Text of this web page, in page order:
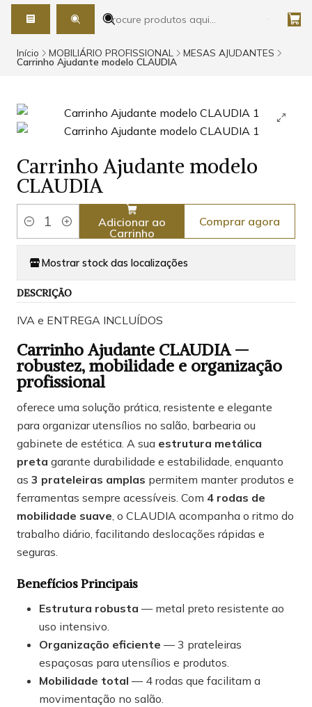
Início MOBILIÁRIO PROFISSIONAL MESAS AJUDANTES
Carrinho Ajudante modelo CLAUDIA
Carrinho Ajudante modelo
CLAUDIA
Quantidade
Adicionar ao
Carrinho
Comprar agora
Mostrar stock das localizações
DESCRIÇÃO
IVA e ENTREGA INCLUÍDOS
Carrinho Ajudante CLAUDIA —
robustez, mobilidade e organização
profissional
oferece uma solução prática, resistente e elegante
para organizar utensílios no salão, barbearia ou
gabinete de estética. A sua estrutura metálica
preta garante durabilidade e estabilidade, enquanto
as 3 prateleiras amplas permitem manter produtos e
ferramentas sempre acessíveis. Com 4 rodas de
mobilidade suave, o CLAUDIA acompanha o ritmo do
trabalho diário, facilitando deslocações rápidas e
seguras.
Benefícios Principais
Estrutura robusta — metal preto resistente ao
uso intensivo.
Organização eficiente — 3 prateleiras
espaçosas para utensílios e produtos.
Mobilidade total — 4 rodas que facilitam a
movimentação no salão.